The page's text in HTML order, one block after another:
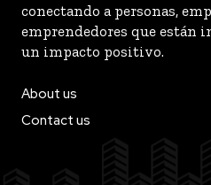
conectando a personas,
emprendedores que están
un impacto positivo.
About us
Contact us